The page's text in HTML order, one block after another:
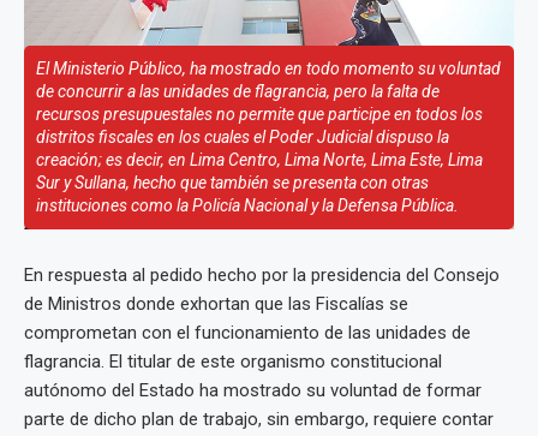
El Ministerio Público, ha mostrado en todo momento su voluntad
de concurrir a las unidades de flagrancia, pero la falta de
recursos presupuestales no permite que participe en todos los
distritos fiscales en los cuales el Poder Judicial dispuso la
creación; es decir, en Lima Centro, Lima Norte, Lima Este, Lima
Sur y Sullana, hecho que también se presenta con otras
instituciones como la Policía Nacional y la Defensa Pública.
En respuesta al pedido hecho por la presidencia del Consejo
de Ministros donde exhortan que las Fiscalías se
comprometan con el funcionamiento de las unidades de
flagrancia. El titular de este organismo constitucional
autónomo del Estado ha mostrado su voluntad de formar
parte de dicho plan de trabajo, sin embargo, requiere contar